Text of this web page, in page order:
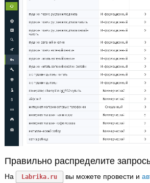
Правильно распределите
На Labrika.ru вы можете провести и